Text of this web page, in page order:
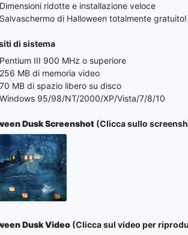
Dimensioni ridotte e installazione veloce
Salvaschermo di Halloween totalmente gratuito!
di sistema
Pentium III 900 MHz o superiore
256 MB di memoria video
70 MB di spazio libero su disco
Windows 95/98/NT/2000/XP/Vista/7/8/10
Dusk Screenshot(Clicca sullo
Dusk Video(Clicca sul video per